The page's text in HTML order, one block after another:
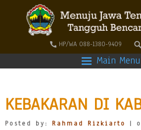
HP/WA 088-1380-9409
Main Menu
KEBAKARAN DI
Posted by: Rahmad Rizkiarto |